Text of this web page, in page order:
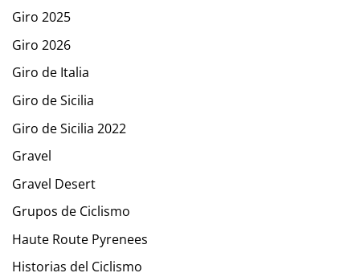
Giro 2025
Giro 2026
Giro de Italia
Giro de Sicilia
Giro de Sicilia 2022
Gravel
Gravel Desert
Grupos de Ciclismo
Haute Route Pyrenees
Historias del Ciclismo